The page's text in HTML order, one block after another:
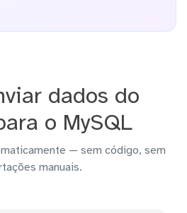
dados do
o MySQL
— sem código, sem
manuais.